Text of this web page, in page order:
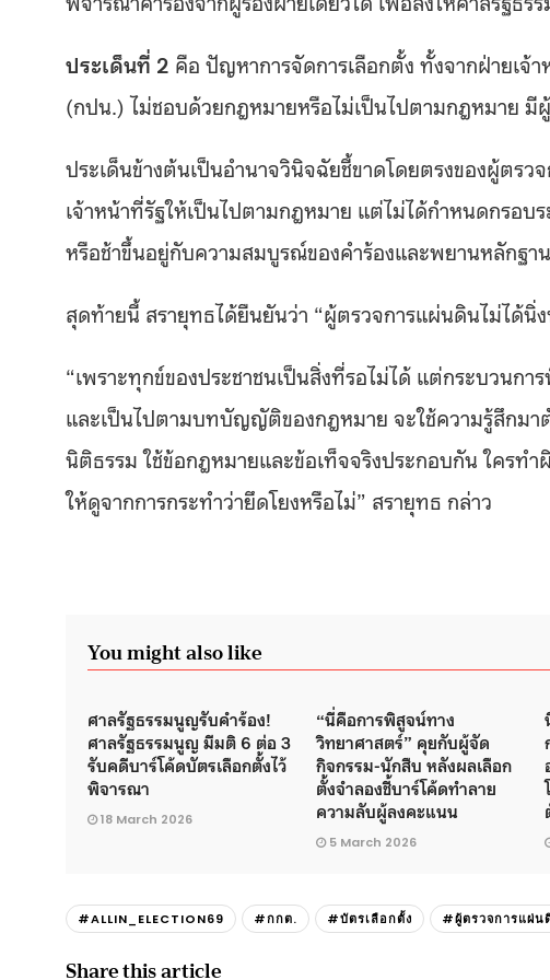
ประเด็นที่ 2 คือ ปัญหาการจัดการเลือกตั้ง ทั้งจากฝ่ายเจ้
(กปน.) ไม่ชอบด้วยกฎหมายหรือไม่เป็นไปตามกฎหมาย มี
ประเด็นข้างต้นเป็นอำนาจวินิจฉัยชี้ขาดโดยตรงของผู้ตร
เจ้าหน้าที่รัฐให้เป็นไปตามกฎหมาย แต่ไม่ได้กำหนดกรอบ
หรือช้าขึ้นอยู่กับความสมบูรณ์ของคำร้องและพยานหลักฐา
สุดท้ายนี้ สรายุทธได้ยืนยันว่า “ผู้ตรวจการแผ่นดินไม่ได้นิ่
“เพราะทุกข์ของประชาชนเป็นสิ่งที่รอไม่ได้ แต่กระบวนก
และเป็นไปตามบทบัญญัติของกฎหมาย จะใช้ความรู้สึกม
นิติธรรม ใช้ข้อกฎหมายและข้อเท็จจริงประกอบกัน ใครท
ให้ดูจากการกระทำว่ายึดโยงหรือไม่” สรายุทธ กล่าว
You might also like
ศาลรัฐธรรมนูญรับคำร้อง!
ศาลรัฐธรรมนูญ มีมติ 6 ต่อ 3
รับคดีบาร์โค้ดบัตรเลือกตั้งไว้
พิจารณา
18 March 2026
“นี่คือการพิสูจน์ทาง
วิทยาศาสตร์” คุยกับผู้จัด
กิจกรรม-นักสืบ หลังผลเลือก
ตั้งจำลองชี้บาร์โค้ดทำลาย
ความลับผู้ลงคะแนน
5 March 2026
#ALLIN_ELECTION69 #กกต. #บัตรเลือกตั้ง #ผู้ตรวจการแผ่น
Share this article